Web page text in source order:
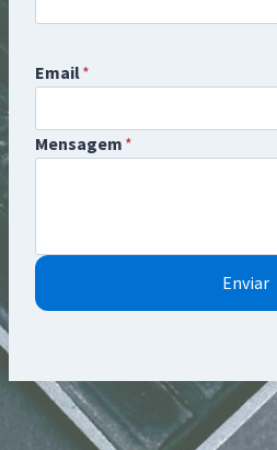
Email*
Mensagem *
Enviar